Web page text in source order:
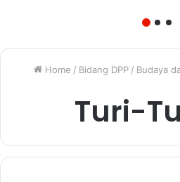
Home / Bidang DPP / Budaya
Turi-